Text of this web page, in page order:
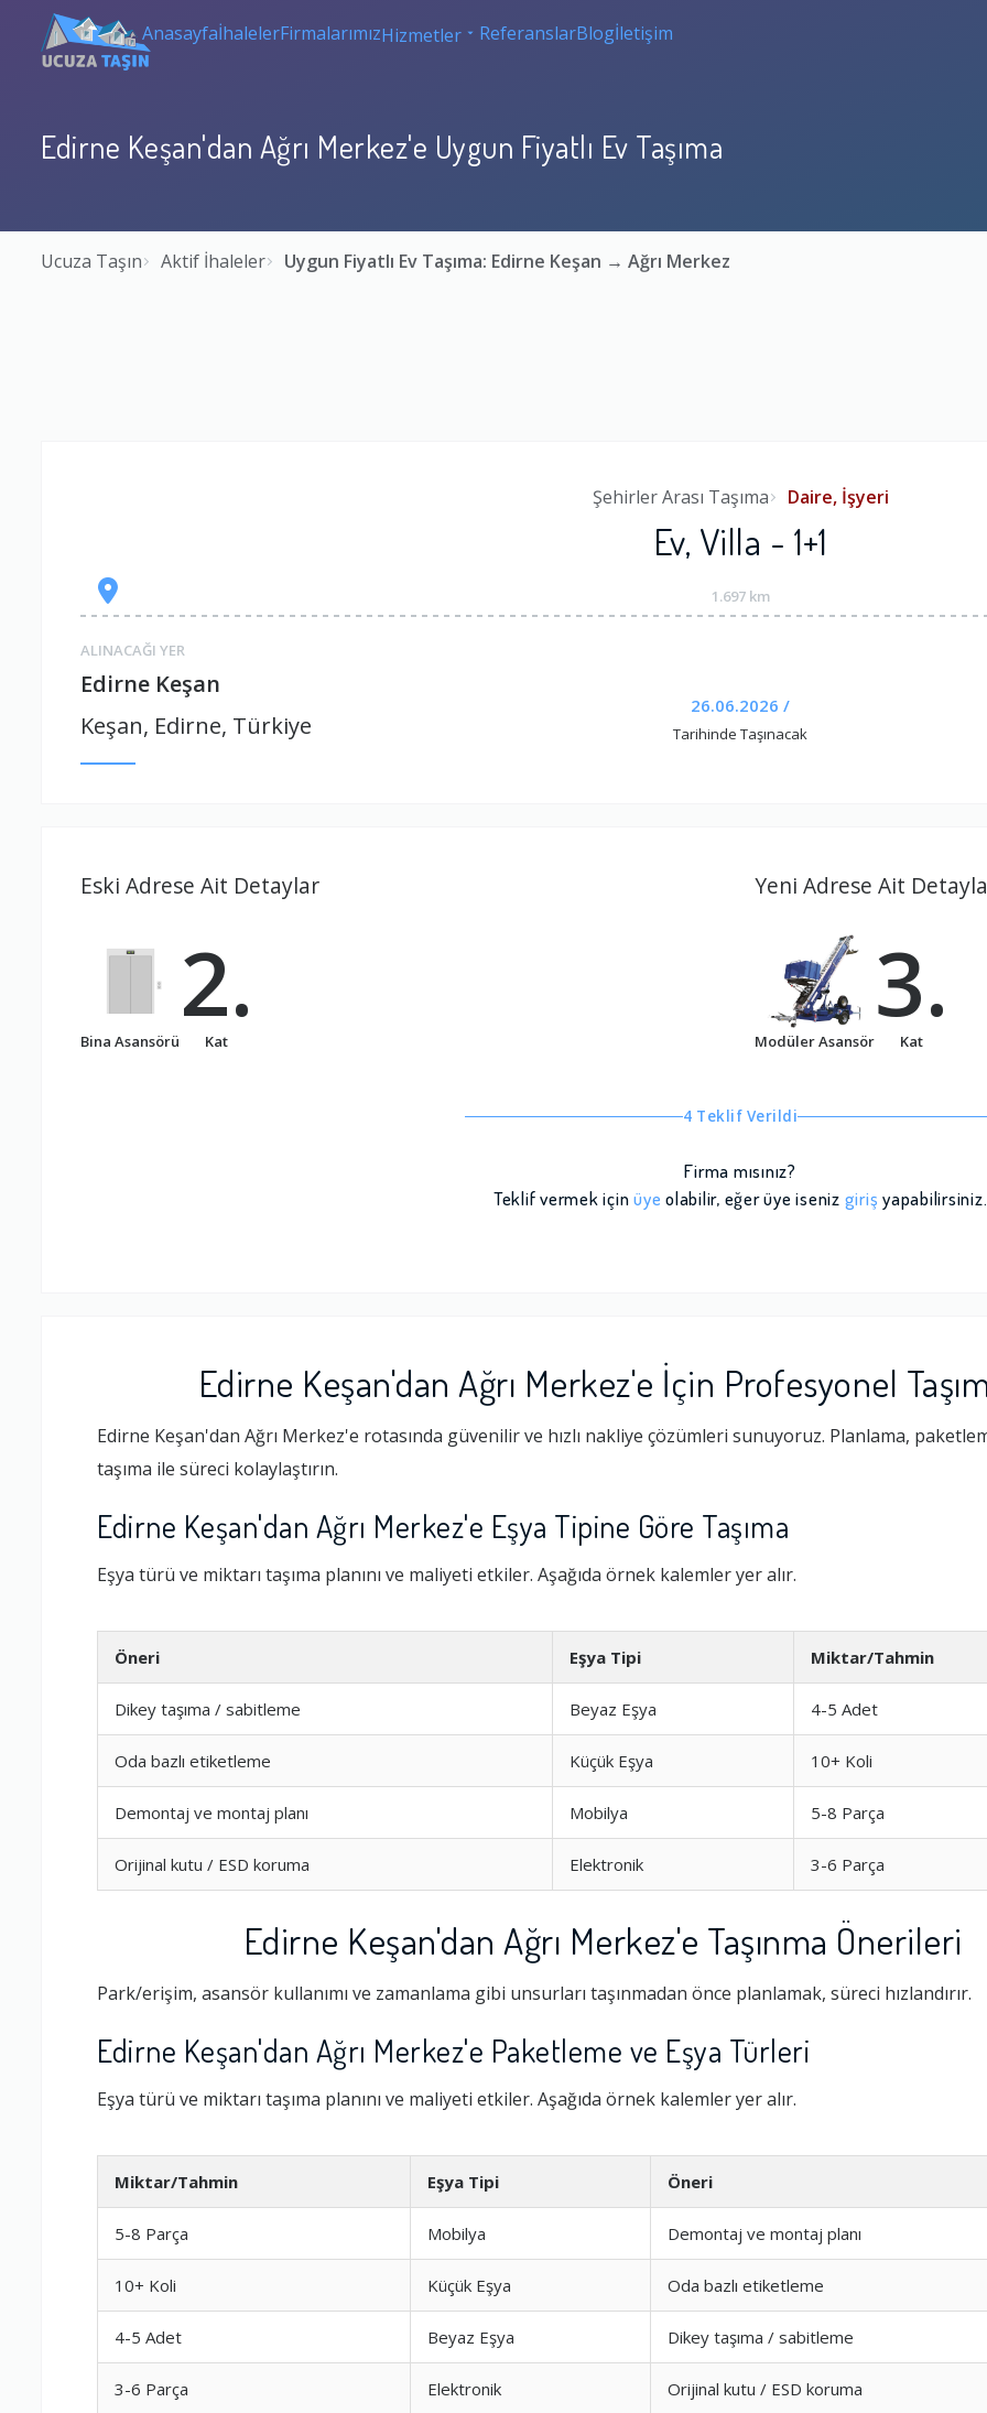
AnasayfaİhalelerFirmalarımızHizmetler ReferanslarBlogİletişim
Edirne Keşan'dan Ağrı Merkez'e Uygun Fiyatlı Ev Taşıma
Ucuza Taşın Aktif İhaleler Uygun Fiyatlı Ev Taşıma: Edirne Keşan → Ağrı Merkez
Şehirler Arası Taşıma Daire, İşyeri
Ev, Villa - 1+1
1.697 km
ALINACAĞI YER
Edirne Keşan
Keşan, Edirne, Türkiye
26.06.2026 /
Tarihinde Taşınacak
Eski Adrese Ait Detaylar
Bina Asansörü
2.
Kat
Yeni Adrese Ait
Modüler Asansör
3.
Kat
4 Teklif Verildi
Firma mısınız?
Teklif vermek içinüye olabilir, eğer üye iseniz giriş yapabilirsiniz.
Edirne Keşan'dan Ağrı Merkez'e İçin Profesyonel
Edirne Keşan'dan Ağrı Merkez'e rotasında güvenilir ve hızlı nakliye çözümleri sunuyoruz. Planlama,
taşıma ile süreci kolaylaştırın.
Edirne Keşan'dan Ağrı Merkez'e Eşya Tipine Göre Taşıma
Eşya türü ve miktarı taşıma planını ve maliyeti etkiler. Aşağıda örnek kalemler yer alır.
Öneri Eşya Tipi Miktar/Tahmin
Dikey taşıma / sabitleme Beyaz Eşya 4-5 Adet
Oda bazlı etiketleme Küçük Eşya 10+ Koli
Demontaj ve montaj planı Mobilya 5-8 Parça
Orijinal kutu / ESD koruma Elektronik 3-6 Parça
Edirne Keşan'dan Ağrı Merkez'e Taşınma Önerileri
Park/erişim, asansör kullanımı ve zamanlama gibi unsurları taşınmadan önce planlamak, süreci hızlandırır.
Edirne Keşan'dan Ağrı Merkez'e Paketleme ve Eşya Türleri
Eşya türü ve miktarı taşıma planını ve maliyeti etkiler. Aşağıda örnek kalemler yer alır.
Miktar/Tahmin Eşya Tipi Öneri
5-8 Parça Mobilya Demontaj ve montaj planı
10+ Koli Küçük Eşya Oda bazlı etiketleme
4-5 Adet Beyaz Eşya Dikey taşıma / sabitleme
3-6 Parça Elektronik Orijinal kutu / ESD koruma
Ambalajlama Hizmeti 1.0
Firma ile İletişim 1.0